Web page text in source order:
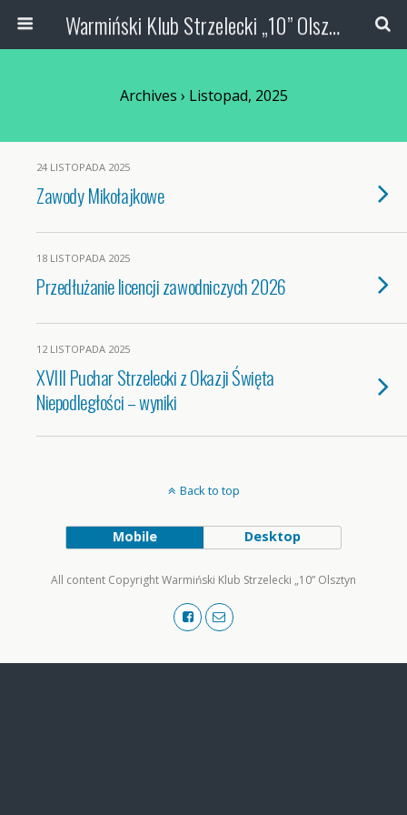
Warmiński Klub Strzelecki „10” Olsztyn
Archives › Listopad, 2025
24 LISTOPADA 2025
Zawody Mikołajkowe
18 LISTOPADA 2025
Przedłużanie licencji zawodniczych 2026
12 LISTOPADA 2025
XVIII Puchar Strzelecki z Okazji Święta
Niepodległości – wyniki
Back to top
Mobile Desktop
All content Copyright Warmiński Klub Strzelecki „10” Olsztyn